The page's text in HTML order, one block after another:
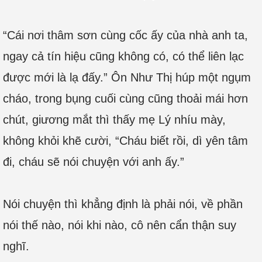
“Cái nơi thâm sơn cùng cốc ấy của nhà anh ta,
ngay cả tín hiệu cũng không có, có thể liên lạc
được mới là lạ đấy.” Ôn Như Thị húp một ngụm
cháo, trong bụng cuối cùng cũng thoải mái hơn
chút, giương mắt thì thấy mẹ Lý nhíu mày,
không khỏi khẽ cười, “Cháu biết rồi, dì yên tâm
đi, cháu sẽ nói chuyện với anh ấy.”
Nói chuyện thì khẳng định là phải nói, về phần
nói thế nào, nói khi nào, cô nên cẩn thận suy
nghĩ.